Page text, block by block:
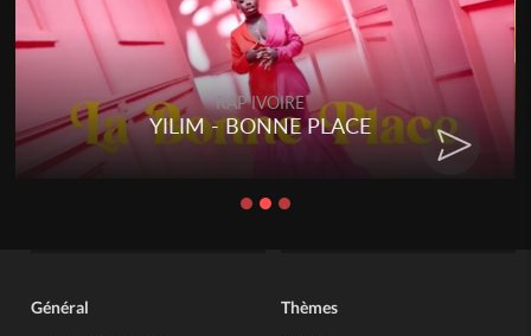
RAP IVOIRE
YILIM - BONNE PLACE
Général Thèmes